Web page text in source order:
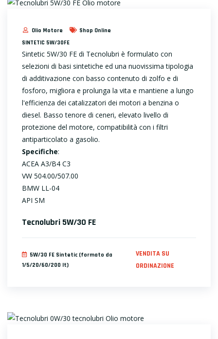
Olio Motore
Shop Online
SINTETIC 5W/30FE
Sintetic 5W/30 FE di Tecnolubri è formulato con
selezioni di basi sintetiche ed una nuovissima tipologia
di additivazione con basso contenuto di zolfo e di
fosforo, migliora e prolunga la vita e mantiene a lungo
l'efficienza dei catalizzatori dei motori a benzina o
diesel. Basso tenore di ceneri, elevato livello di
protezione del motore, compatibilità con i filtri
antiparticolato a gasolio.
Specifiche:
ACEA A3/B4 C3
VW 504.00/507.00
BMW LL-04
API SM
Tecnolubri 5W/30 FE
5W/30 FE Sintetic (formato da
1/5/20/60/200 lt)
VENDITA SU
ORDINAZIONE